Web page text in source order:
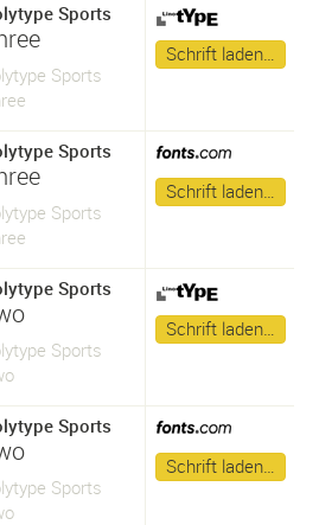
Sports
Sports
Schrift laden…
Sports
Sports
Schrift laden…
Sports
Sports
Schrift laden…
Sports
Sports
Schrift laden…